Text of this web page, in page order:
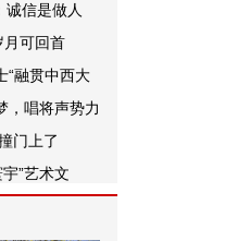
诚信是做人
月可回首
“融贯中西大
，唱将声势力
门上了
”艺术文